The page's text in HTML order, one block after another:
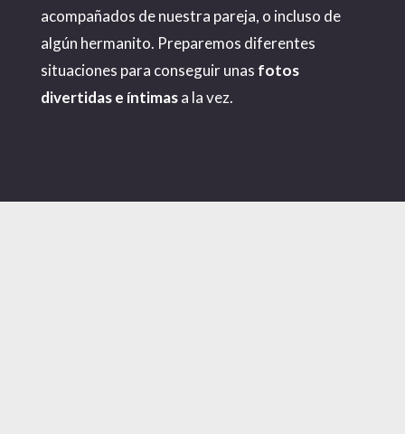
acompañados de nuestra pareja, o incluso de
algún hermanito. Preparemos diferentes
situaciones para conseguir unas fotos
divertidas e íntimasa la vez.